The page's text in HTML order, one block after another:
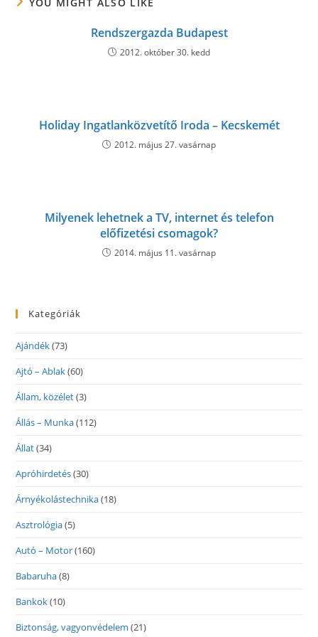
Rendszergazda Budapest
2012. október 30. kedd
Holiday Ingatlanközvetítő Iroda – Kecskemét
2012. május 27. vasárnap
Milyenek lehetnek a TV, internet és telefon
előfizetési csomagok?
2014. május 11. vasárnap
Kategóriák
Ajándék(73)
Ajtó – Ablak(60)
Állam, közélet(3)
Állás – Munka(112)
Állat(34)
Apróhirdetés(30)
Árnyékolástechnika(18)
Asztrológia(5)
Autó – Motor(160)
Babaruha(8)
Bankok(10)
Biztonság, vagyonvédelem (21)